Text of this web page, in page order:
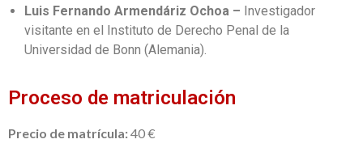
Luis Fernando Armendáriz Ochoa – Investigador
visitante en el Instituto de Derecho Penal de la
Universidad de Bonn (Alemania).
Proceso de matriculación
Precio de matrícula:40 €